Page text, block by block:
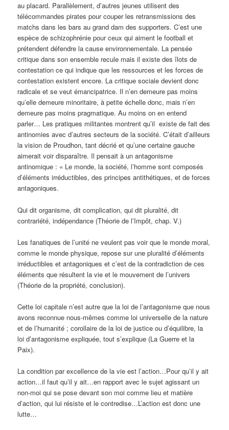
au placard. Parallèlement, d’autres jeunes utilisent des
télécommandes pirates pour couper les retransmissions des
matchs dans les bars au grand dam des supporters. C’est une
espèce de schizophrénie pour ceux qui aiment le football et
prétendent défendre la cause environnementale. La pensée
critique dans son ensemble recule mais il existe des îlots de
contestation ce qui indique que les ressources et les forces de
contestation existent encore. La critique sociale devient donc
radicale et se veut émancipatrice. Il n’en demeure pas moins
qu’elle demeure minoritaire, à petite échelle donc, mais n’en
demeure pas moins pragmatique. Au moins on en entend
parler… Les pratiques militantes montrent qu’il existe de fait des
antinomies avec d’autres secteurs de la société. C’était d’ailleurs
la vision de Proudhon, tant décrié et qu’une certaine gauche
aimerait voir disparaître. Il pensait à un antagonisme
antinomique : « Le monde, la société, l’homme sont composés
d’éléments irréductibles, des principes antithétiques, et de forces
antagoniques.
Qui dit organisme, dit complication, qui dit pluralité, dit
contrariété, indépendance (Théorie de l’Impôt, chap. V.)
Les fanatiques de l’unité ne veulent pas voir que le monde moral,
comme le monde physique, repose sur une pluralité d’éléments
irréductibles et antagoniques et c’est de la contradiction de ces
éléments que résultent la vie et le mouvement de l’univers
(Théorie de la propriété, conclusion).
Cette loi capitale n’est autre que la loi de l’antagonisme que nous
avons reconnue nous-mêmes comme loi universelle de la nature
et de l’humanité ; corollaire de la loi de justice ou d’équilibre, la
loi d’antagonisme expliquée, tout s’explique (La Guerre et la
Paix).
La condition par excellence de la vie est l’action…Pour qu’il y ait
action…il faut qu’il y ait…en rapport avec le sujet agissant un
non-moi qui se pose devant son moi comme lieu et matière
d’action, qui lui résiste et le contredise…L’action est donc une
lutte…